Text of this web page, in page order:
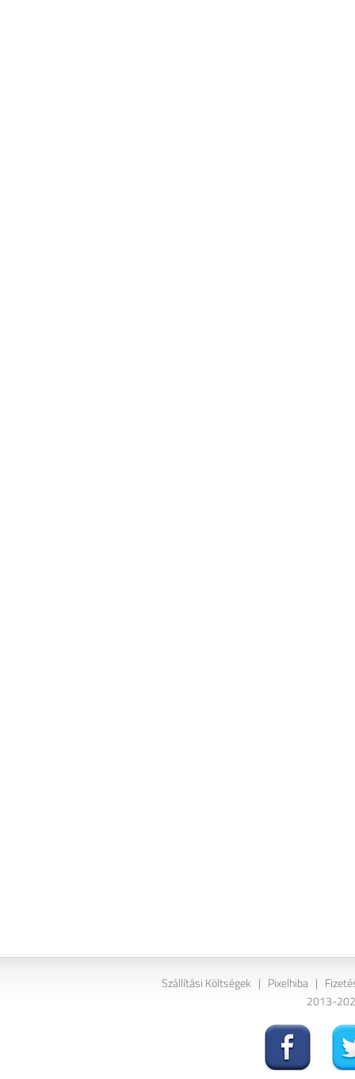
Szállítási Költségek | Pixelhiba |
2013-